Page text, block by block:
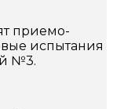
приемо-
испытания
№3.